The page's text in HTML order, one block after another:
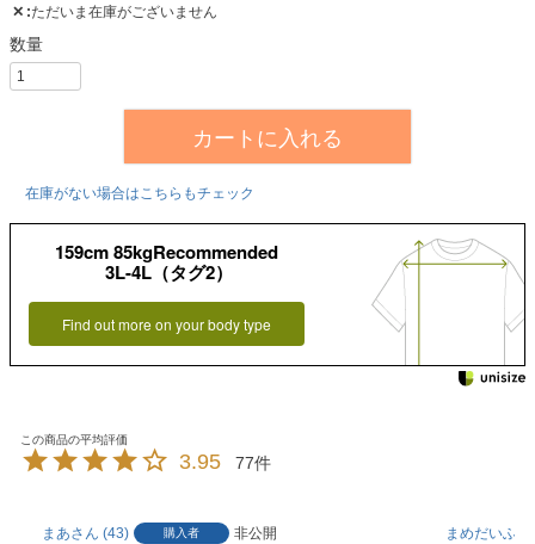
✕ ただいま在庫がございません
カートに入れる
在庫がない場合はこちらもチェック
159cm 85kgRecommended
3L-4L（タグ2）
Find out more on your body type
3.95 77
まあ 43 購入者
非公開
まめだいふく